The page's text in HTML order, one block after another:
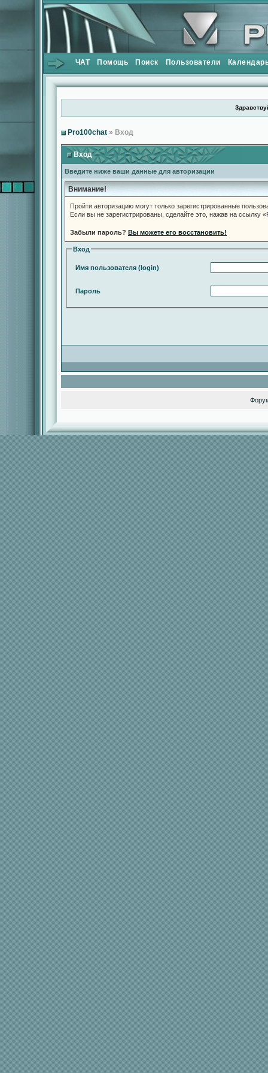
ЧАТ Помощь Поиск Пользователи
Pro100chat » Вход
Вход
Введите ниже ваши данные для авторизации
Внимание!
Пройти авторизацию могут только зарегистрированные
Если вы не зарегистрированы, сделайте это, нажав на ссылку
Забыли пароль? Вы можете его восстановить!
Вход
Имя пользователя (login)
Пароль